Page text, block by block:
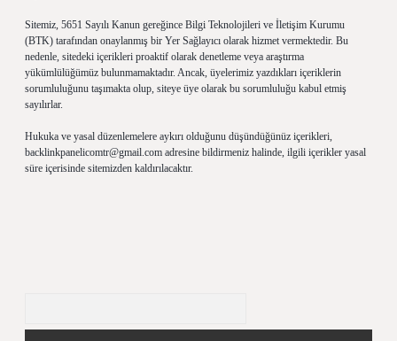
Sitemiz, 5651 Sayılı Kanun gereğince Bilgi Teknolojileri ve İletişim Kurumu
(BTK) tarafından onaylanmış bir Yer Sağlayıcı olarak hizmet vermektedir. Bu
nedenle, sitedeki içerikleri proaktif olarak denetleme veya araştırma
yükümlülüğümüz bulunmamaktadır. Ancak, üyelerimiz yazdıkları içeriklerin
sorumluluğunu taşımakta olup, siteye üye olarak bu sorumluluğu kabul etmiş
sayılırlar.
Hukuka ve yasal düzenlemelere aykırı olduğunu düşündüğünüz içerikleri,
backlinkpanelicomtr@gmail.com adresine bildirmeniz halinde, ilgili içerikler yasal
süre içerisinde sitemizden kaldırılacaktır.